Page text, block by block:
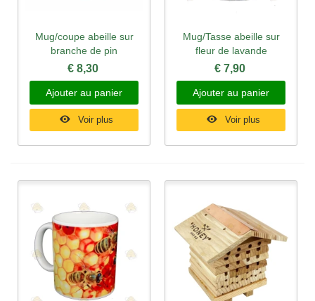
Mug/coupe abeille sur
branche de pin
€ 8,30
Ajouter au panier
Voir plus
Mug/Tasse abeille sur
fleur de lavande
€ 7,90
Ajouter au panier
Voir plus